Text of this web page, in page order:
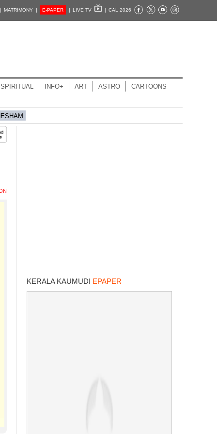
MATRIMONY | E-PAPER | LIVE TV | CAL 2026
SPIRITUAL INFO+ ART ASTRO CARTOONS
KERALA KAUMUDI EPAPER